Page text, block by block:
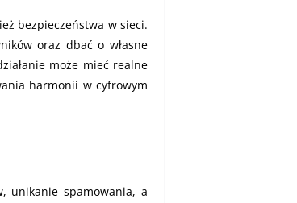
bezpieczeństwa w sieci.
oraz dbać o własne
może mieć realne
harmonii w cyfrowym
unikanie spamowania, a